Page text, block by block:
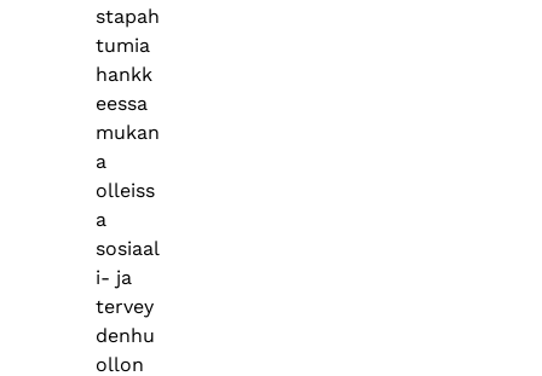
stapah
tumia
hankk
eessa
mukan
a
olleiss
a
sosiaal
i- ja
tervey
denhu
ollon